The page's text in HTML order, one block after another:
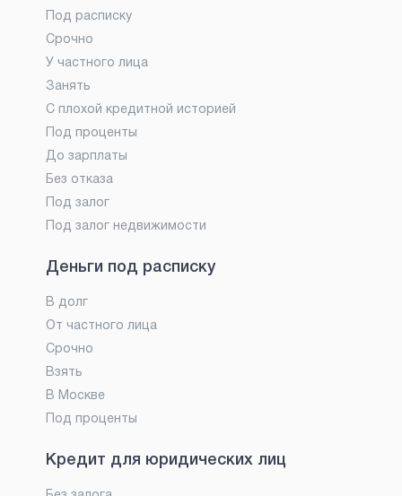
Под расписку
Срочно
У частного лица
Занять
С плохой кредитной историей
Под проценты
До зарплаты
Без отказа
Под залог
Под залог недвижимости
Деньги под расписку
В долг
От частного лица
Срочно
Взять
В Москве
Под проценты
Кредит для юридических лиц